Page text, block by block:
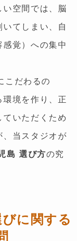
空間では、脳
てしまい、自
覚）への集中
こだわるの
境を作り、正
ていただくため
、当スタジオが
島 選び方の究
に関する